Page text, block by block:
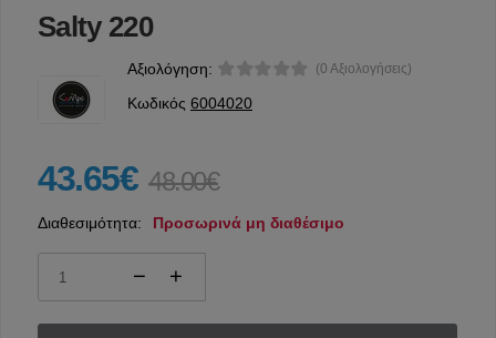
Salty 220
Αξιολόγηση: (0 Αξιολογήσεις)
Κωδικός 6004020
43.65€ 48.00€
Διαθεσιμότητα: Προσωρινά μη διαθέσιμο